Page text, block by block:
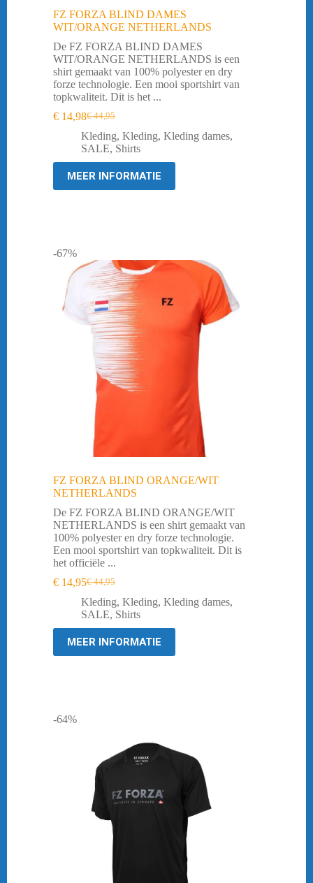
FZ FORZA BLIND DAMES
WIT/ORANGE NETHERLANDS
De FZ FORZA BLIND DAMES
WIT/ORANGE NETHERLANDS is een
shirt gemaakt van 100% polyester en dry
forze technologie. Een mooi sportshirt van
topkwaliteit. Dit is het ...
€44,95
Oorspronkelijke
prijs
was:
€ 14,98Huidige
prijs
is:
Kleding, Kleding, Kleding dames,
SALE, Shirts
MEER INFORMATIE
-67%
FZ FORZA BLIND ORANGE/WIT
NETHERLANDS
De FZ FORZA BLIND ORANGE/WIT
NETHERLANDS is een shirt gemaakt van
100% polyester en dry forze technologie.
Een mooi sportshirt van topkwaliteit. Dit is
het officiële ...
€44,95
Oorspronkelijke
prijs
was:
€ 14,95Huidige
prijs
is:
Kleding, Kleding, Kleding dames,
SALE, Shirts
MEER INFORMATIE
-64%